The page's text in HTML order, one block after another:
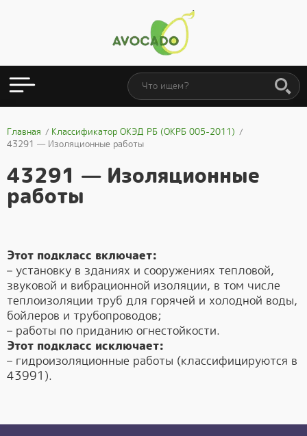
Главная
Классификатор ОКЭД РБ (ОКРБ 005-2011)
43291 — Изоляционные работы
43291 — Изоляционные
работы
Этот подкласс включает:
– установку в зданиях и сооружениях тепловой,
звуковой и вибрационной изоляции, в том числе
теплоизоляции труб для горячей и холодной воды,
бойлеров и трубопроводов;
– работы по приданию огнестойкости.
Этот подкласс исключает:
– гидроизоляционные работы (классифицируются в
43991).